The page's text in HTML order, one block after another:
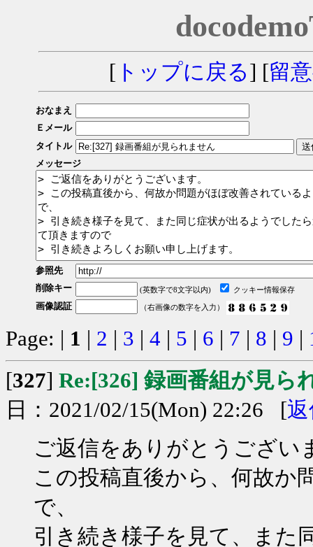
[トップに戻る] [留
おなまえ
Ｅメール
タイトル
メッセージ
参照先
削除キー
(英数字で8文字以内) クッキー情報保存
画像認証 （右画像の数字を入力）
Page: | 1 | 2 | 3 | 4 | 5 | 6 | 7 | 8 | 9 |
[327] Re:[326] 録画番組が見ら
日：2021/02/15(Mon) 22:26 [
ご返信をありがとうござい
この投稿直後から、何故か
で、
引き続き様子を見て、また